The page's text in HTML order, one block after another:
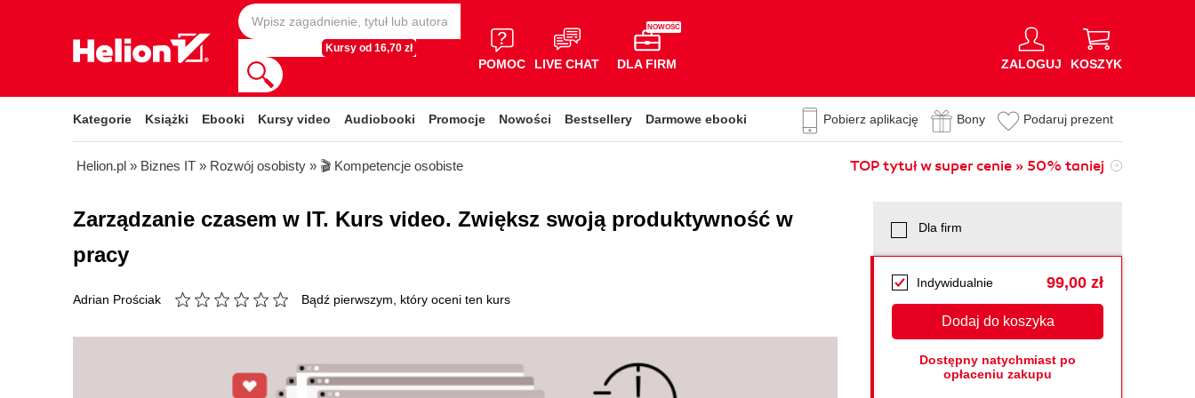
Kursy od 16,70 zł
POMOC LIVE CHAT
NOWOŚĆ
DLA FIRM ZALOGUJ KOSZYK
Kategorie Książki Ebooki Kursy video Audiobooki Promocje Nowości Bestsellery Darmowe ebooki Pobierz aplikację Bony Podaruj prezent
Helion.pl » Biznes IT » Rozwój osobisty » 🎬 Kompetencje osobiste TOP tytuł w super cenie » 50% taniej
Zarządzanie czasem w IT. Kurs video. Zwiększ swoją produktywność w
pracy
Adrian Prościak Bądź pierwszym, który oceni ten kurs
Dla firm
Indywidualnie 99,00 zł
Dodaj do koszyka
Dostępny natychmiast po
opłaceniu zakupu